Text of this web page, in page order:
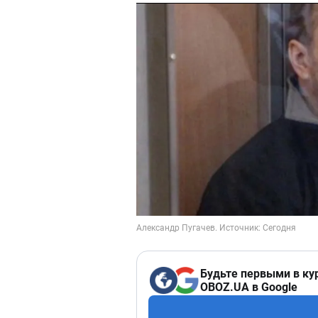
Будьте первыми в
OBOZ.UA в Google